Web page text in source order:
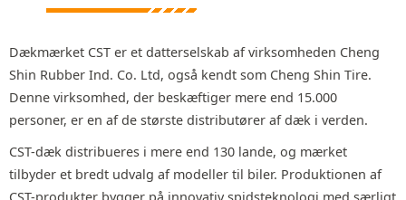
Dækmærket CST er et datterselskab af virksomheden Cheng
Shin Rubber Ind. Co. Ltd, også kendt som Cheng Shin Tire.
Denne virksomhed, der beskæftiger mere end 15.000
personer, er en af de største distributører af dæk i verden.
CST-dæk distribueres i mere end 130 lande, og mærket
tilbyder et bredt udvalg af modeller til biler. Produktionen af